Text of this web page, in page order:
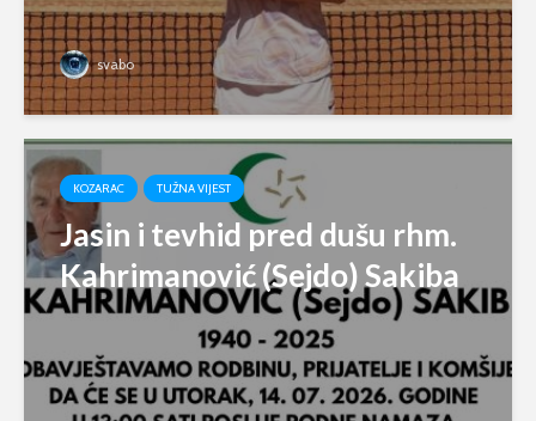
svabo
KOZARAC TUŽNA VIJEST
Jasin i tevhid pred dušu rhm.
Kahrimanović (Sejdo) Sakiba